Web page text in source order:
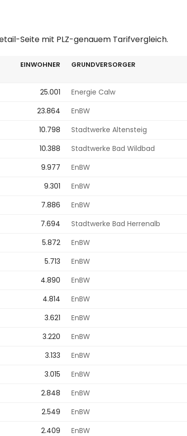
Seite mit PLZ-genauem Tarifvergleich.
EINWOHNER GRUNDVERSORGER
25.001 Energie Calw
23.864 EnBW
10.798 Stadtwerke Altensteig
10.388 Stadtwerke Bad Wildbad
9.977 EnBW
9.301 EnBW
7.886 EnBW
7.694 Stadtwerke Bad Herrenalb
5.872 EnBW
5.713 EnBW
4.890 EnBW
4.814 EnBW
3.621 EnBW
3.220 EnBW
3.133 EnBW
3.015 EnBW
2.848 EnBW
2.549 EnBW
2.409 EnBW